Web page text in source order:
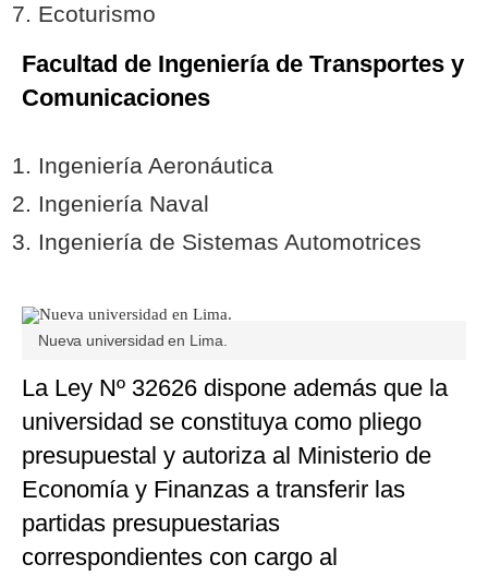
Ecoturismo
Facultad de Ingeniería de Transportes y
Comunicaciones
Ingeniería Aeronáutica
Ingeniería Naval
Ingeniería de Sistemas Automotrices
Nueva universidad en Lima.
La Ley Nº 32626 dispone además que la
universidad se constituya como pliego
presupuestal y autoriza al Ministerio de
Economía y Finanzas a transferir las
partidas presupuestarias
correspondientes con cargo al